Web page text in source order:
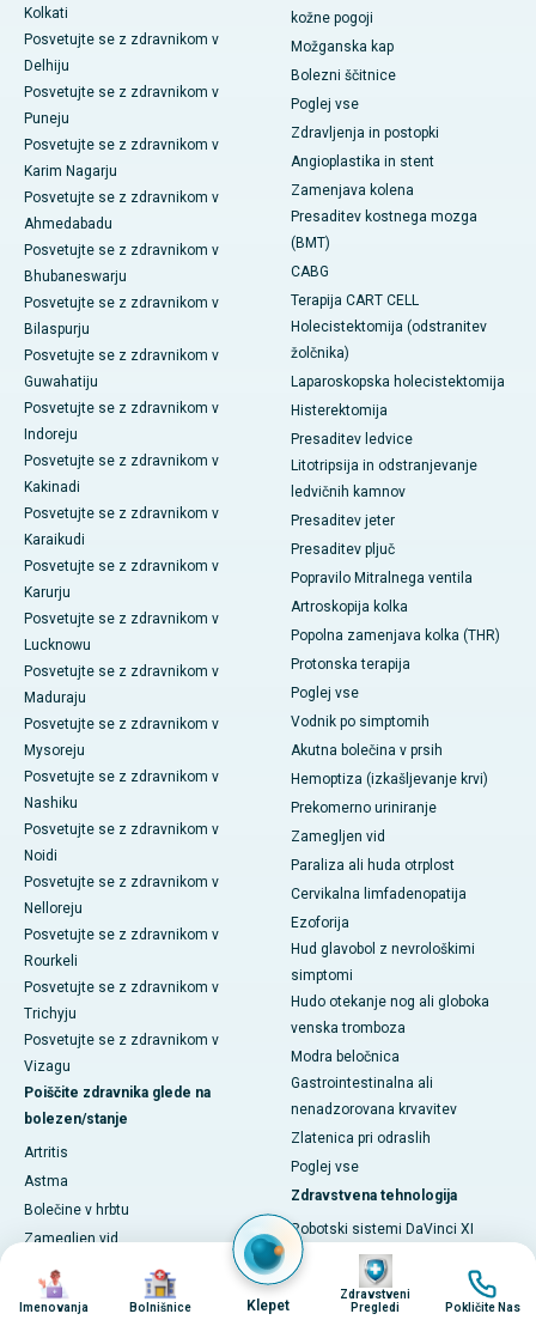
Kolkati
Posvetujte se z zdravnikom v
Delhiju
Posvetujte se z zdravnikom v
Puneju
Posvetujte se z zdravnikom v
Karim Nagarju
Posvetujte se z zdravnikom v
Ahmedabadu
Posvetujte se z zdravnikom v
Bhubaneswarju
Posvetujte se z zdravnikom v
Bilaspurju
Posvetujte se z zdravnikom v
Guwahatiju
Posvetujte se z zdravnikom v
Indoreju
Posvetujte se z zdravnikom v
Kakinadi
Posvetujte se z zdravnikom v
Karaikudi
Posvetujte se z zdravnikom v
Karurju
Posvetujte se z zdravnikom v
Lucknowu
Posvetujte se z zdravnikom v
Maduraju
Posvetujte se z zdravnikom v
Mysoreju
Posvetujte se z zdravnikom v
Nashiku
Posvetujte se z zdravnikom v
Noidi
Posvetujte se z zdravnikom v
Nelloreju
Posvetujte se z zdravnikom v
Rourkeli
Posvetujte se z zdravnikom v
Trichyju
Posvetujte se z zdravnikom v
Vizagu
Poiščite zdravnika glede na
bolezen/stanje
Artritis
Astma
Bolečine v hrbtu
Zamegljen vid
Rak na dojki
Kronična bolezen ledvic
kožne pogoji
Možganska kap
Bolezni ščitnice
Poglej vse
Zdravljenja in postopki
Angioplastika in stent
Zamenjava kolena
Presaditev kostnega mozga
(BMT)
CABG
Terapija CART CELL
Holecistektomija (odstranitev
žolčnika)
Laparoskopska holecistektomija
Histerektomija
Presaditev ledvice
Litotripsija in odstranjevanje
ledvičnih kamnov
Presaditev jeter
Presaditev pljuč
Popravilo Mitralnega ventila
Artroskopija kolka
Popolna zamenjava kolka (THR)
Protonska terapija
Poglej vse
Vodnik po simptomih
Akutna bolečina v prsih
Hemoptiza (izkašljevanje krvi)
Prekomerno uriniranje
Zamegljen vid
Paraliza ali huda otrplost
Cervikalna limfadenopatija
Ezoforija
Hud glavobol z nevrološkimi
simptomi
Hudo otekanje nog ali globoka
venska tromboza
Modra beločnica
Gastrointestinalna ali
nenadzorovana krvavitev
Zlatenica pri odraslih
Poglej vse
Zdravstvena tehnologija
Robotski sistemi DaVinci XI
CyberKnife-Accuray
Meril Cuvis Robotics
Cori avtorja Smith & Nephew
Image
Imenovanja
Image
Bolnišnice Klepet
Image
Zdravstveni
Pregledi
Image
Pokličite Nas